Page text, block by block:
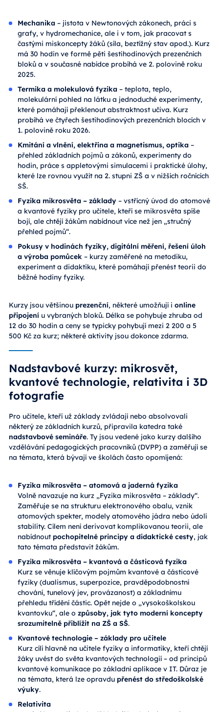
Mechanika – jistota v Newtonových zákonech, práci s
grafy, v hydromechanice, ale i v tom, jak pracovat s
častými miskoncepty žáků (síla, beztížný stav apod.). Kurz
má 30 hodin ve formě pěti šestihodinových prezenčních
bloků a v současné nabídce probíhá ve 2. polovině roku
2025.
Termika a molekulová fyzika – teplota, teplo,
molekulární pohled na látku a jednoduché experimenty,
které pomáhají překlenout abstraktnost učiva. Kurz
probíhá ve čtyřech šestihodinových prezenčních blocích v
1. polovině roku 2026.
Kmitání a vlnění, elektřina a magnetismus, optika –
přehled základních pojmů a zákonů, experimenty do
hodin, práce s appletovými simulacemi i praktické úlohy,
které lze rovnou využít na 2. stupni ZŠ a v nižších ročnících
SŠ.
Fyzika mikrosvěta – základy – vstřícný úvod do atomové
a kvantové fyziky pro učitele, kteří se mikrosvěta spíše
bojí, ale chtějí žákům nabídnout více než jen „stručný
přehled pojmů“.
Pokusy v hodinách fyziky, digitální měření, řešení úloh
a výroba pomůcek – kurzy zaměřené na metodiku,
experiment a didaktiku, které pomáhají přenést teorii do
běžné hodiny fyziky.
Kurzy jsou většinou prezenční, některé umožňují i online
připojení u vybraných bloků. Délka se pohybuje zhruba od
12 do 30 hodin a ceny se typicky pohybují mezi 2 200 a 5
500 Kč za kurz; některé aktivity jsou dokonce zdarma.
Nadstavbové kurzy: mikrosvět,
kvantové technologie, relativita i 3D
fotografie
Pro učitele, kteří už základy zvládají nebo absolvovali
některý ze základních kurzů, připravila katedra také
nadstavbové semináře. Ty jsou vedené jako kurzy dalšího
vzdělávání pedagogických pracovníků (DVPP) a zaměřují se
na témata, která bývají ve školách často opomíjená:
Fyzika mikrosvěta – atomová a jaderná fyzika
Volně navazuje na kurz „Fyzika mikrosvěta – základy“.
Zaměřuje se na strukturu elektronového obalu, vznik
atomových spekter, modely atomového jádra nebo údolí
stability. Cílem není derivovat komplikovanou teorii, ale
nabídnout pochopitelné principy a didaktické cesty, jak
tato témata představit žákům.
Fyzika mikrosvěta – kvantová a částicová fyzika
Kurz se věnuje klíčovým pojmům kvantové a částicové
fyziky (dualismus, superpozice, pravděpodobnostní
chování, tunelový jev, provázanost) a základnímu
přehledu třídění částic. Opět nejde o „vysokoškolskou
kvantovku“, ale o způsoby, jak tyto moderní koncepty
srozumitelně přiblížit na ZŠ a SŠ.
Kvantové technologie – základy pro učitele
Kurz cílí hlavně na učitele fyziky a informatiky, kteří chtějí
žáky uvést do světa kvantových technologií – od principů
kvantové komunikace po základní aplikace v IT. Důraz je
na témata, která lze opravdu přenést do středoškolské
výuky.
Relativita